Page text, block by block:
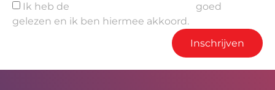
Ik heb de
goed
gelezen en ik ben hiermee akkoord.
Inschrijven